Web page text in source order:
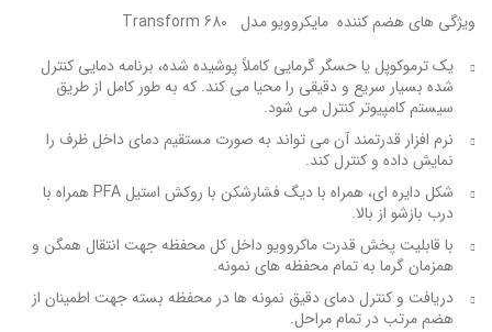
ویژگی های هضم کننده مایکروویو مدل Transform 680
یک ترموکوپل یا حسگر گرمایی کاملاً پوشیده شده، برنامه دمایی کنترل
شده بسیار سریع و دقیقی را محیا می کند. که به طور کامل از طریق
سیستم کامپیوتر کنترل می شود.
نرم افزار قدرتمند آن می تواند به صورت مستقیم دمای داخل ظرف را
نمایش داده و کنترل کند.
شکل دایره ای، همراه با دیگ فشارشکن با روکش استیل PFA همراه با
درب بازشو از بالا.
با قابلیت پخش قدرت ماکروویو داخل کل محفظه جهت انتقال همگن و
همزمان گرما به تمام محفظه های نمونه.
دریافت و کنترل دمای دقیق نمونه ها در محفظه بسته جهت اطمینان از
هضم مرتب در تمام مراحل.